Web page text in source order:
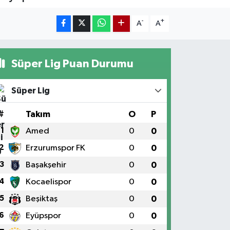
A- A+
Süper Lig Puan Durumu
Süper Lig
Takım O P
1 Amed 0 0
Erzurumspor FK 0 0
3 Başakşehir 0 0
Kocaelispor 0 0
5 Beşiktaş 0 0
Eyüpspor 0 0